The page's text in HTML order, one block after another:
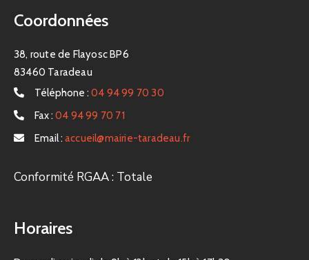
Coordonnées
38, route de Flayosc BP6
83460 Taradeau
Téléphone : 04 94 99 70 30
Fax : 04 94 99 70 71
Email : accueil@mairie-taradeau.fr
Conformité RGAA : Totale
Horaires